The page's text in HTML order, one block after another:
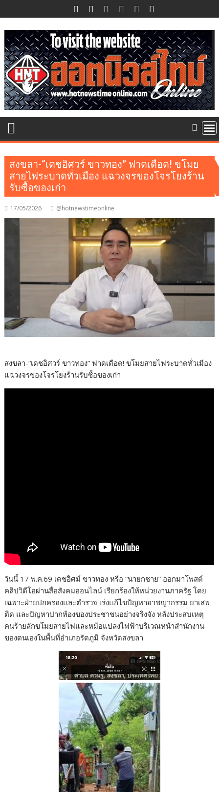
to
content
สงขลา-“เดชอิศวร์ ขาวทอง” ฟาดเดือด! ขโมย
สายไฟระบาดทั่วเมือง แฉวงจรของโจรโยงร้าน
รับซื้อของเก่า
17/05/2026 @hotnewstimeonline
สงขลา-“เดชอิศวร์ ขาวทอง” ฟาดเดือด! ขโมยสายไฟระบาดทั่วเมือง
แฉวงจรของโจรโยงร้านรับซื้อของเก่า
วันนี้ 17 พ.ค.69 เดชอิศม์ ขาวทอง หรือ “นายกชาย” ออกมาโพสต์
คลิปวิดีโอผ่านสื่อสังคมออนไลน์ เรียกร้องให้หน่วยงานภาครัฐ โดย
เฉพาะฝ่ายปกครองและตำรวจ เร่งแก้ไขปัญหาอาชญากรรม ยาเสพ
ติด และปัญหาปากท้องของประชาชนอย่างจริงจัง หลังประสบเหตุ
คนร้ายลักขโมยสายไฟและหม้อแปลงไฟฟ้าบริเวณหน้าสำนักงาน
ของตนเองในพื้นที่อำเภอรัตภูมิ จังหวัดสงขลา